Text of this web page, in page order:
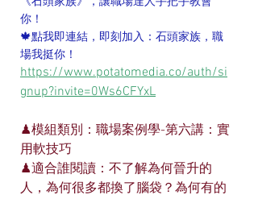
你！
🍁點我即連結，即刻加入：石頭家族，職
場我挺你！
https://www.potatomedia.co/auth/si
gnup?invite=0Ws6CFYxL
♟模組類別：職場案例學-第六講：實
用軟技巧
♟適合誰閱讀：不了解為何晉升的
人，為何很多都換了腦袋？為何有的